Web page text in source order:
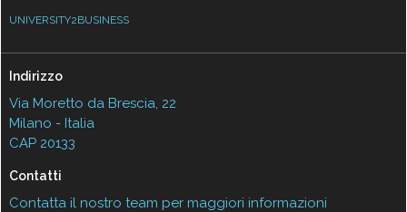
UNIVERSITY2BUSINESS
Indirizzo
Via Moretto da Brescia, 22
Milano - Italia
CAP 20133
Contatti
Contatta il nostro team per maggiori informazioni